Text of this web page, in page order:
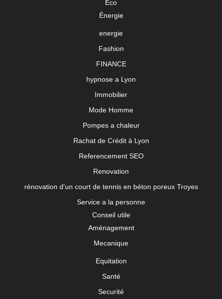
Eco
Énergie
energie
Fashion
FINANCE
hypnose a Lyon
Immobilier
Mode Homme
Pompes a chaleur
Rachat de Crédit à Lyon
Referencement SEO
Renovation
rénovation d'un court de tennis en béton poreux Troyes
Service a la personne
Conseil utile
Aménagement
Mecanique
Equitation
Santé
Securité